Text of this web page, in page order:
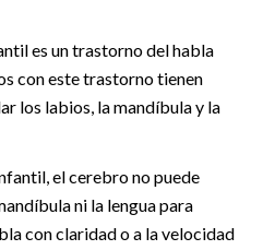
es un trastorno del habla
con este trastorno tienen
los labios, la mandíbula y la
el cerebro no puede
ni la lengua para
con claridad o a la velocidad